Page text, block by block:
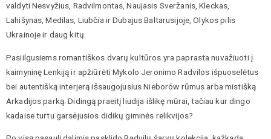
valdyti Nesvyžius, Radvilmontas, Naujasis Sveržanis, Kleckas,
Lahišynas, Medilas, Liubčia ir Dubajus Baltarusijoje, Olykos pilis
Ukrainoje ir daug kitų.
Pasiilgusiems romantiškos dvarų kultūros yra paprasta nuvažiuoti į
kaimyninę Lenkiją ir apžiūrėti Mykolo Jeronimo Radvilos išpuoselėtus
bei autentišką interjerą išsaugojusius Nieborów rūmus arba mistišką
Arkadijos parką. Didingą praeitį liudija išlikę mūrai, tačiau kur dingo
kadaise turtu garsėjusios didikų giminės relikvijos?